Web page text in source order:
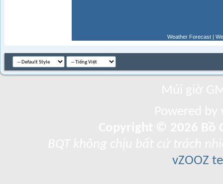
Weather Forecast |
vZOOZ